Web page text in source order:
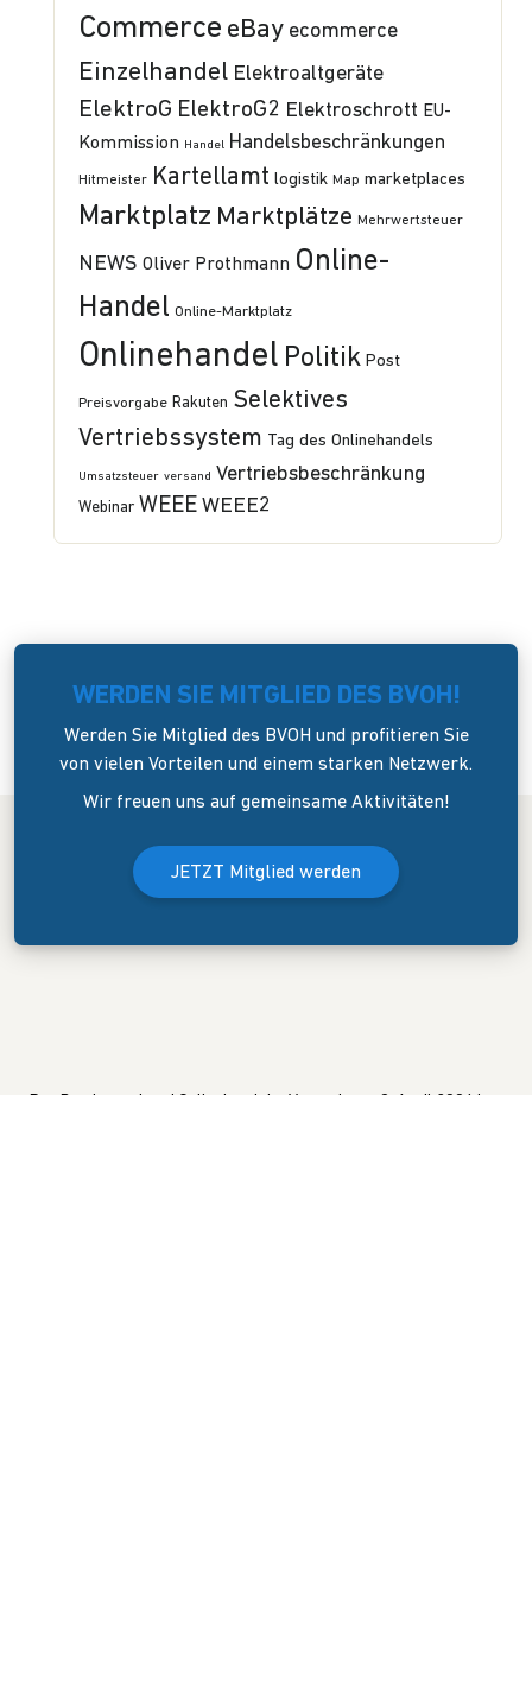
Commerce eBay ecommerce
Einzelhandel Elektroaltgeräte
ElektroG ElektroG2 Elektroschrott EU-
Kommission Handel Handelsbeschränkungen
Hitmeister Kartellamt logistik Map marketplaces
Marktplatz Marktplätze Mehrwertsteuer
NEWS Oliver Prothmann Online-
Handel Online-Marktplatz
Onlinehandel Politik Post
Preisvorgabe Rakuten Selektives
Vertriebssystem Tag des Onlinehandels
Umsatzsteuer versand Vertriebsbeschränkung
Webinar WEEE WEEE2
WERDEN SIE MITGLIED DES BVOH!
Werden Sie Mitglied des BVOH und profitieren Sie
von vielen Vorteilen und einem starken Netzwerk.
Wir freuen uns auf gemeinsame Aktivitäten!
JETZT Mitglied werden